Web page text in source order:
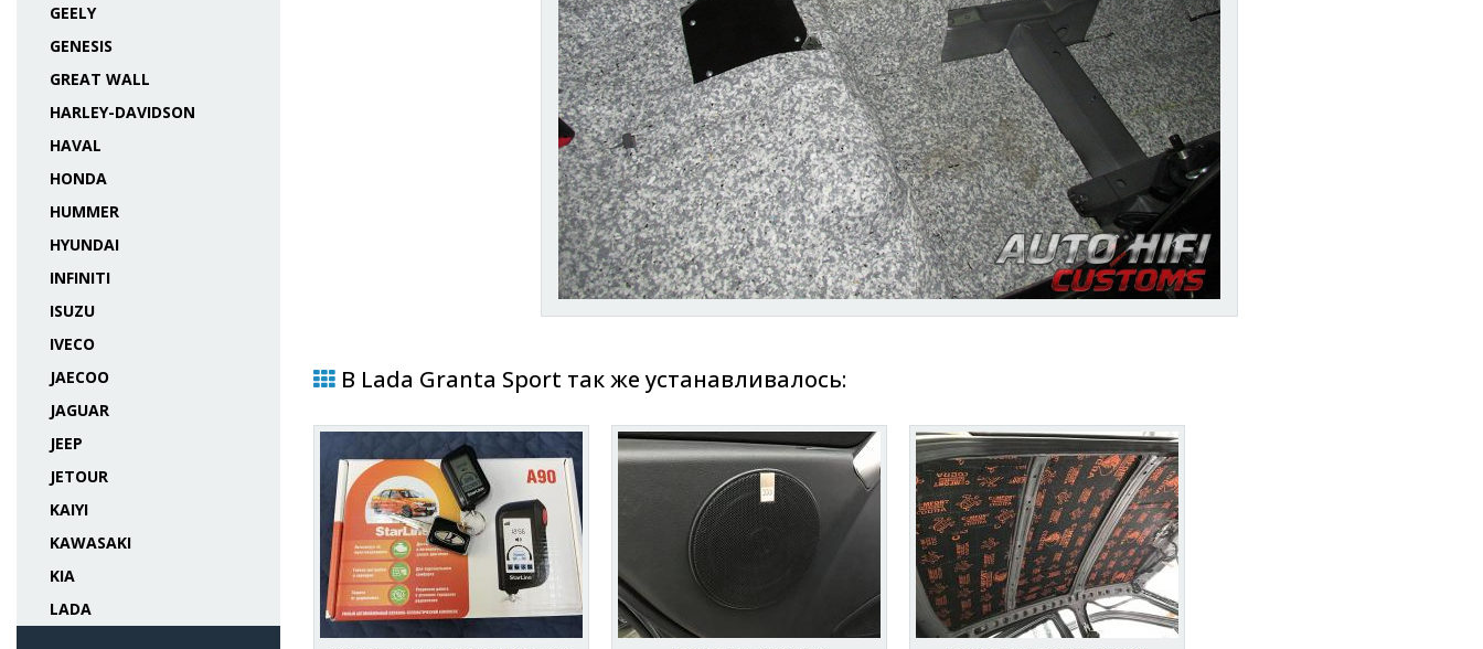
GEELY
GENESIS
GREAT WALL
HARLEY-DAVIDSON
HAVAL
HONDA
HUMMER
HYUNDAI
INFINITI
ISUZU
IVECO
JAECOO
JAGUAR
JEEP
JETOUR
KAIYI
KAWASAKI
KIA
LADA
В Lada Granta Sport так же устанавливалось: